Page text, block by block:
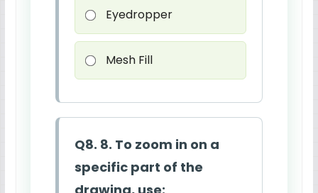
Eyedropper
Mesh Fill
Q8. 8. To zoom in on a
specific part of the